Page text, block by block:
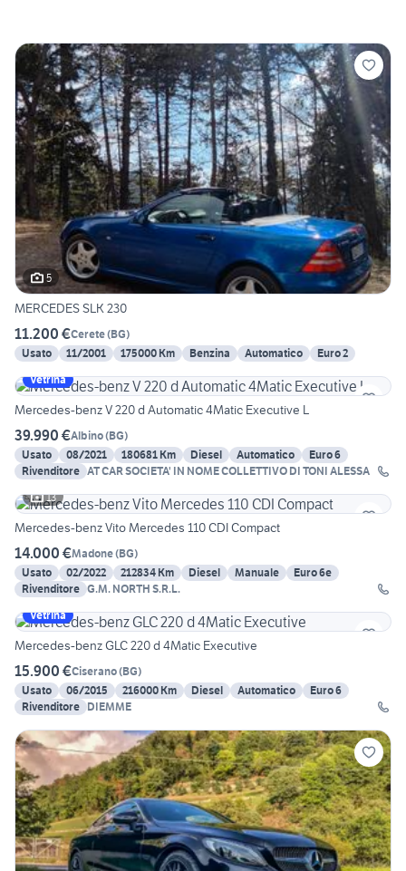
5
MERCEDES SLK 230
11.200 €Cerete(BG)
Usato
11/2001 175000 Km Benzina Automatico
Euro 2
Vetrina
Mercedes-benz V 220 d Automatic 4Matic Executive L
39.990 €Albino(BG)
Usato
08/2021 180681 Km Diesel Automatico
Euro 6
Rivenditore AT CAR SOCIETA' IN NOME COLLETTIVO DI TONI ALESSA
13
Mercedes-benz Vito Mercedes 110 CDI Compact
14.000 €Madone(BG)
Usato
02/2022 212834 Km Diesel Manuale
Euro 6e
Rivenditore G.M. NORTH S.R.L.
Vetrina
Mercedes-benz GLC 220 d 4Matic Executive
15.900 €Ciserano(BG)
Usato
06/2015 216000 Km Diesel Automatico
Euro 6
Rivenditore DIEMME